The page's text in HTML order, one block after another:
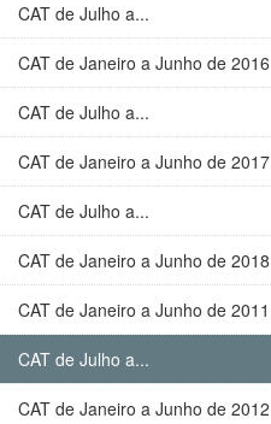
CAT de Julho a...
CAT de Janeiro a Junho de 2016
CAT de Julho a...
CAT de Janeiro a Junho de 2017
CAT de Julho a...
CAT de Janeiro a Junho de 2018
CAT de Janeiro a Junho de 2011
CAT de Julho a...
CAT de Janeiro a Junho de 2012